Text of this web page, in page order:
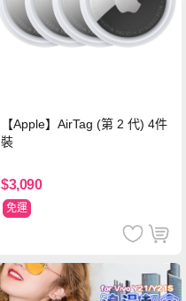
【Apple】AirTag (第 2 代) 4件
裝
$3,090
免運